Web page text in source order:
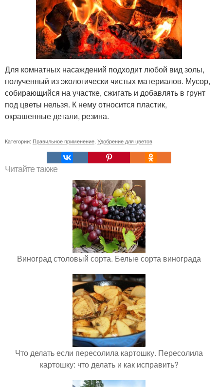
Для комнатных насаждений подходит любой вид золы,
полученный из экологически чистых материалов. Мусор,
собирающийся на участке, сжигать и добавлять в грунт
под цветы нельзя. К нему относится пластик,
окрашенные детали, резина.
Категории: Правильное применение Удобрение для цветов
Читайте также
Виноград столовый сорта. Белые сорта винограда
Что делать если пересолила картошку. Пересолила
картошку: что делать и как исправить?